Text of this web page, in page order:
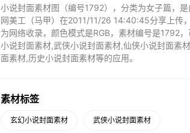
小说封面素材图（编号1792），分类为女子篇，
网美工（马甲）在2011/11/26 14:40:45分享上传
为网络收录，颜色模式是RGB，素材编号是1792
小说封面素材,武侠小说封面素材,仙侠小说封面素
面素材,历史小说封面素材等的应用。
素材标签
玄幻小说封面素材 武侠小说封面素材